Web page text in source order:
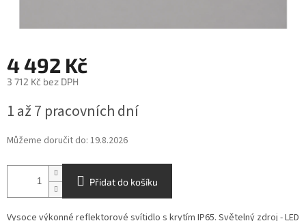
4 492 Kč
3 712 Kč bez DPH
cena:
1 až 7 pracovních dní
Můžeme doručit do: 19.8.2026
Přidat do košíku
Vysoce výkonné reflektorové svítidlo s krytím IP65. Světelný zdroj - LED